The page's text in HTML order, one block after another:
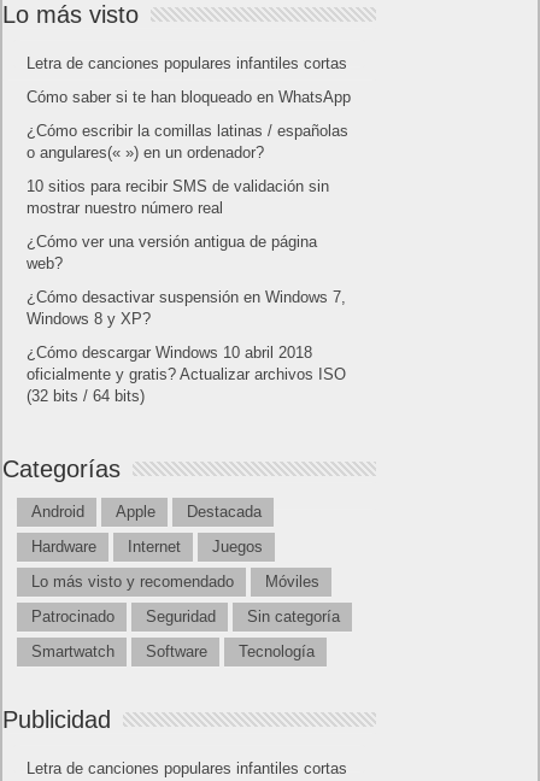
Lo más visto
Letra de canciones populares infantiles cortas
Cómo saber si te han bloqueado en WhatsApp
¿Cómo escribir la comillas latinas / españolas
o angulares(« ») en un ordenador?
10 sitios para recibir SMS de validación sin
mostrar nuestro número real
¿Cómo ver una versión antigua de página
web?
¿Cómo desactivar suspensión en Windows 7,
Windows 8 y XP?
¿Cómo descargar Windows 10 abril 2018
oficialmente y gratis? Actualizar archivos ISO
(32 bits / 64 bits)
Categorías
Android Apple
Destacada
Hardware
Internet
Juegos
Lo más visto y recomendado
Móviles
Patrocinado
Seguridad
Sin categoría
Smartwatch
Software Tecnología
Publicidad
Letra de canciones populares infantiles cortas